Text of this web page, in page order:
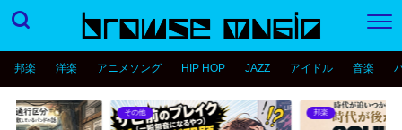
邦楽 洋楽 アニメソング HIP HOP JAZZ アイドル 音楽
その他 邦楽